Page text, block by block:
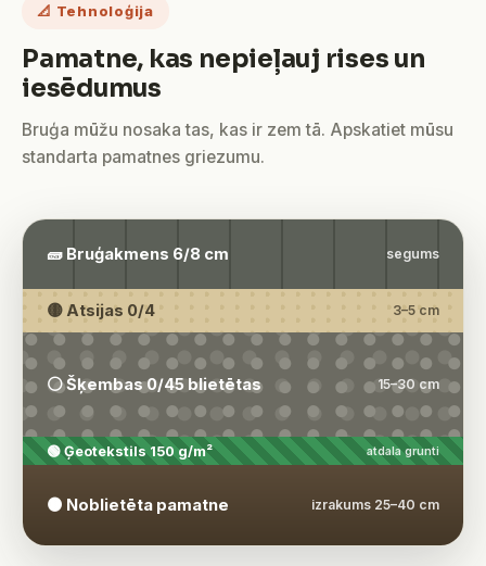
📐 Tehnoloģija
Pamatne, kas nepieļauj rises un
iesēdumus
Bruģa mūžu nosaka tas, kas ir zem tā. Apskatiet mūsu
standarta pamatnes griezumu.
🧱 Bruģakmens 6/8 cm segums
🟡 Atsijas 0/4 3–5 cm
⚪ Šķembas 0/45 blietētas 15–30 cm
🟢 Ģeotekstils 150 g/m² atdala grunti
🟤 Noblietēta pamatne izrakums 25–40 cm